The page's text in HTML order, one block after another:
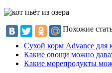
Похожие
Сухой корм Advance для
Какие овощи можно
Какие морепродукты